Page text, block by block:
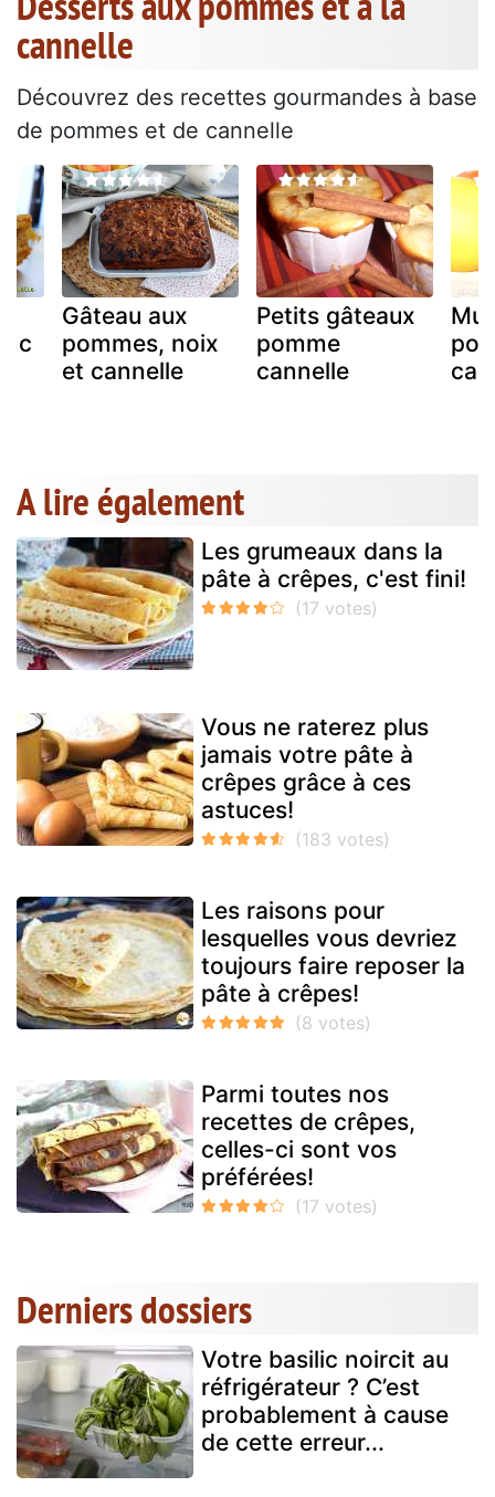
cannelle
Découvrez des recettes gourmandes à base
de pommes et de cannelle
Gâteau aux
pommes, noix
et cannelle
Petits gâteaux
pomme
cannelle
A lire également
Les grumeaux dans la
pâte à crêpes, c'est fini!
Vous ne raterez plus
jamais votre pâte à
crêpes grâce à ces
astuces!
Les raisons pour
lesquelles vous devriez
toujours faire reposer la
pâte à crêpes!
Parmi toutes nos
recettes de crêpes,
celles-ci sont vos
préférées!
Derniers dossiers
Votre basilic noircit au
réfrigérateur ? C’est
probablement à cause
de cette erreur...